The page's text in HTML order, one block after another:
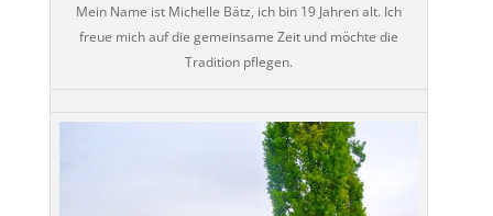
Mein Name ist Michelle Bätz, ich bin 19 Jahren alt. Ich
freue mich auf die gemeinsame Zeit und möchte die
Tradition pflegen.